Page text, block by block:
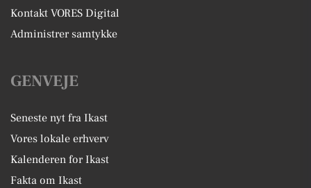
Kontakt VORES Digital
Administrer samtykke
GENVEJE
Seneste nyt fra Ikast
Vores lokale erhverv
Kalenderen for Ikast
Fakta om Ikast